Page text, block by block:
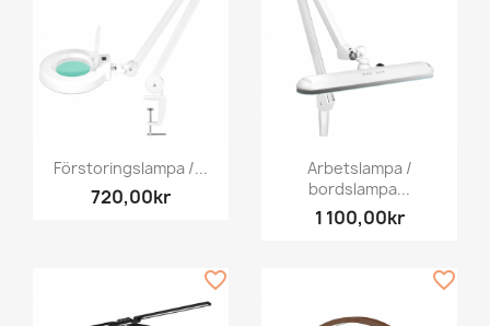
Förstoringslampa /...
720,00kr
Arbetslampa /
bordslampa...
1 100,00kr
favorite_border favorite_border